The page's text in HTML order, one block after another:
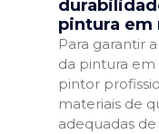
pintura em
Para garantir
da pintura em
pintor
materiais de
adequadas